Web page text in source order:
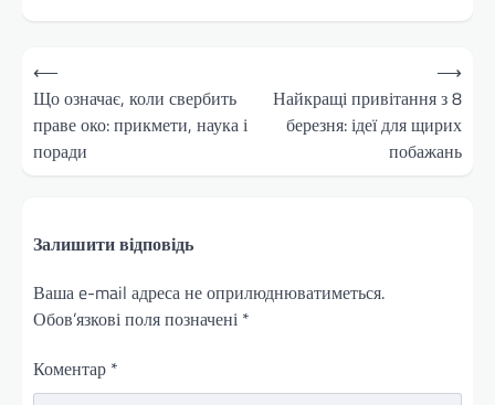
Навігація
записів
⟵
Що означає, коли свербить
праве око: прикмети, наука і
поради
Найкращі привітання з 8
березня: ідеї для щирих
побажань
⟶
Залишити відповідь
Ваша e-mail адреса не оприлюднюватиметься.
Обов’язкові поля позначені *
Коментар *